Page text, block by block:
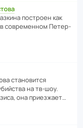
пост­роен как
в совре­менном Пете­р­
стано­вится
на тв-шоу.
она приезжает…